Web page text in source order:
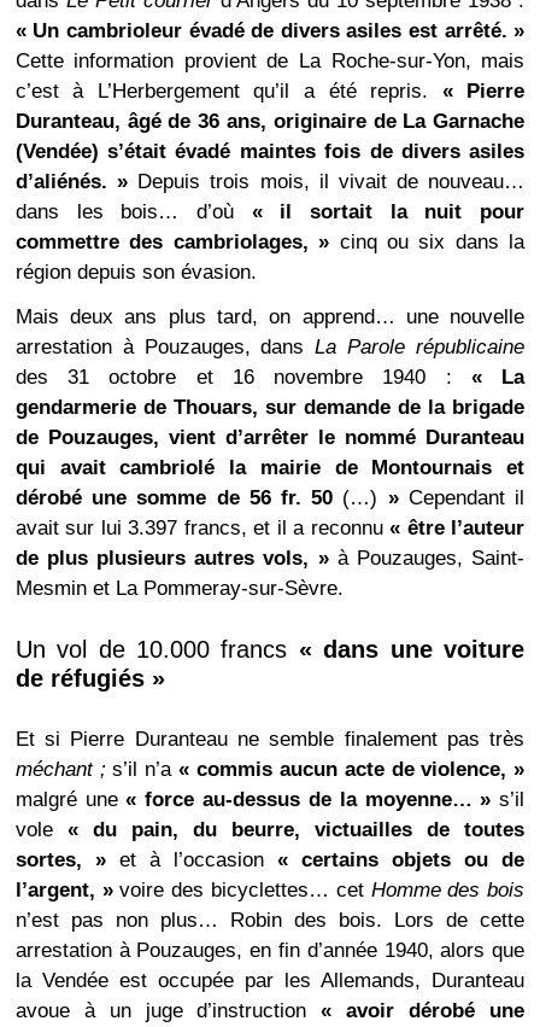
« Un cambrioleur évadé de divers asiles est arrêté. »
Cette information provient de La Roche-sur-Yon, mais
c’est à L’Herbergement qu’il a été repris. « Pierre
Duranteau, âgé de 36 ans, originaire de La Garnache
(Vendée) s’était évadé maintes fois de divers asiles
d’aliénés. »Depuis trois mois, il vivait de nouveau…
dans les bois… d’où « il sortait la nuit pour
commettre des cambriolages, » cinq ou six dans la
région depuis son évasion.
Mais deux ans plus tard, on apprend… une nouvelle
arrestation à Pouzauges, dansLa Parole républicaine
des 31 octobre et 16 novembre 1940 : « La
gendarmerie de Thouars, sur demande de la brigade
de Pouzauges, vient d’arrêter le nommé Duranteau
qui avait cambriolé la mairie de Montournais et
dérobé une somme de 56 fr. 50 (…) »Cependant il
avait sur lui 3.397 francs, et il a reconnu« être l’auteur
de plus plusieurs autres vols, »à Pouzauges, Saint-
Mesmin et La Pommeray-sur-Sèvre.
Un vol de 10.000 francs « dans une voiture
de réfugiés »
Et si Pierre Duranteau ne semble finalement pas très
méchant ; s’il n’a« commis aucun acte de violence, »
malgré une« force au-dessus de la moyenne… » s’il
vole « du pain, du beurre, victuailles de toutes
sortes, »et à l’occasion« certains objets ou de
l’argent, »voire des bicyclettes… cet Homme des bois
n’est pas non plus… Robin des bois. Lors de cette
arrestation à Pouzauges, en fin d’année 1940, alors que
la Vendée est occupée par les Allemands, Duranteau
avoue à un juge d’instruction« avoir dérobé une